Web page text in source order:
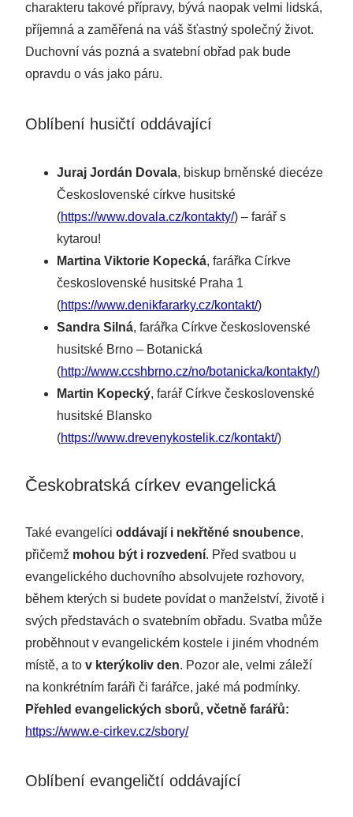
charakteru takové přípravy, bývá naopak velmi lidská,
příjemná a zaměřená na váš šťastný společný život.
Duchovní vás pozná a svatební obřad pak bude
opravdu o vás jako páru.
Oblíbení husičtí oddávající
Juraj Jordán Dovala, biskup brněnské diecéze
Československé církve husitské
(https://www.dovala.cz/kontakty/) – farář s
kytarou!
Martina Viktorie Kopecká, farářka Církve
československé husitské Praha 1
(https://www.denikfararky.cz/kontakt/)
Sandra Silná, farářka Církve československé
husitské Brno – Botanická
(http://www.ccshbrno.cz/no/botanicka/kontakty/)
Martin Kopecký, farář Církve československé
husitské Blansko
(https://www.drevenykostelik.cz/kontakt/)
Českobratská církev evangelická
Také evangelíci oddávají i nekřtěné snoubence,
přičemž mohou být i rozvedení. Před svatbou u
evangelického duchovního absolvujete rozhovory,
během kterých si budete povídat o manželství, životě i
svých představách o svatebním obřadu. Svatba může
proběhnout v evangelickém kostele i jiném vhodném
místě, a to v kterýkoliv den. Pozor ale, velmi záleží
na konkrétním faráři či farářce, jaké má podmínky.
Přehled evangelických sborů, včetně farářů:
https://www.e-cirkev.cz/sbory/
Oblíbení evangeličtí oddávající